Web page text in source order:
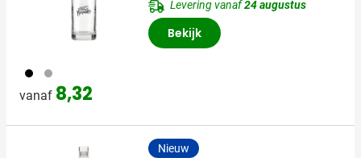
001 032
vanaf 8,32
Levering vanaf24 augustus
Bekijk
Nieuw